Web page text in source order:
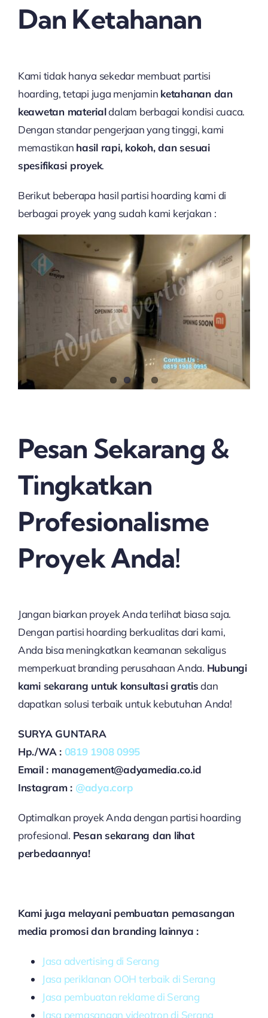
Dan Ketahanan
Kami tidak hanya sekedar membuat partisi
hoarding, tetapi juga menjamin ketahanan dan
keawetan materialdalam berbagai kondisi cuaca.
Dengan standar pengerjaan yang tinggi, kami
memastikan hasil rapi, kokoh, dan sesuai
spesifikasi proyek.
Berikut beberapa hasil partisi hoarding kami di
berbagai proyek yang sudah kami kerjakan :
Pesan Sekarang &
Tingkatkan
Profesionalisme
Proyek Anda!
Jangan biarkan proyek Anda terlihat biasa saja.
Dengan partisi hoarding berkualitas dari kami,
Anda bisa meningkatkan keamanan sekaligus
memperkuat branding perusahaan Anda. Hubungi
kami sekarang untuk konsultasi gratisdan
dapatkan solusi terbaik untuk kebutuhan Anda!
SURYA GUNTARA
Hp./WA : 0819 1908 0995
Email : management@adyamedia.co.id
Instagram : @adya.corp
Optimalkan proyek Anda dengan partisi hoarding
profesional. Pesan sekarang dan lihat
perbedaannya!
Kami juga melayani pembuatan pemasangan
media promosi dan branding lainnya :
Jasa advertising di Serang
Jasa periklanan OOH terbaik di Serang
Jasa pembuatan reklame di Serang
Jasa pemasangan videotron di Serang